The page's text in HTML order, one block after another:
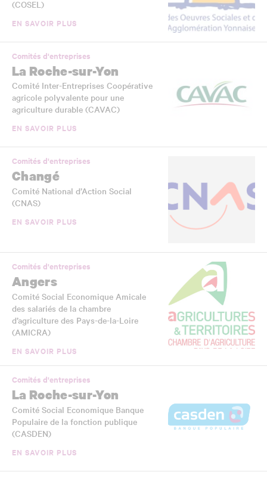
(COSEL)
EN SAVOIR PLUS
Comités d'entreprises
La Roche-sur-Yon
Comité Inter-Entreprises Coopérative
agricole polyvalente pour une
agriculture durable (CAVAC)
EN SAVOIR PLUS
Comités d'entreprises
Changé
Comité National d’Action Social
(CNAS)
EN SAVOIR PLUS
Comités d'entreprises
Angers
Comité Social Economique Amicale
des salariés de la chambre
d’agriculture des Pays-de-la-Loire
(AMICRA)
EN SAVOIR PLUS
Comités d'entreprises
La Roche-sur-Yon
Comité Social Economique Banque
Populaire de la fonction publique
(CASDEN)
EN SAVOIR PLUS